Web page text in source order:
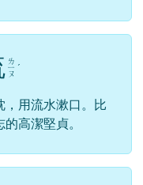
ㄌ
ㄧ
ㄡ
ˊ
，用流水漱口。比
高潔堅貞。